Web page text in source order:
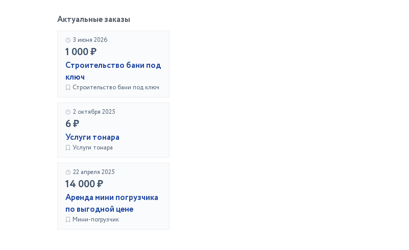
Актуальные заказы
3 июня 2026
1 000 ₽
Строительство бани под
ключ
Строительство бани под ключ
2 октября 2025
6 ₽
Услуги тонара
Услуги тонара
22 апреля 2025
14 000 ₽
Аренда мини погрузчика
по выгодной цене
Мини-погрузчик